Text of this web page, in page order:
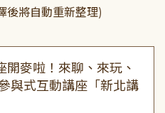
後將自動重新整理)
開麥啦！來聊、來玩、
與式互動講座「新北講